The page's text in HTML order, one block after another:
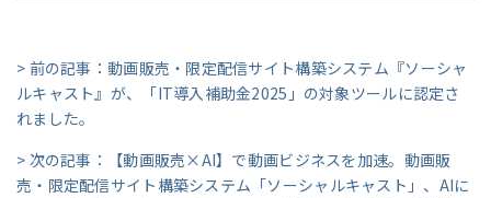
> 前の記事：動画販売・限定配信サイト構築システム『ソーシャ
ルキャスト』が、「IT導入補助金2025」の対象ツールに認定さ
れました。
> 次の記事：【動画販売×AI】で動画ビジネスを加速。動画販
売・限定配信サイト構築システム「ソーシャルキャスト」、AIに